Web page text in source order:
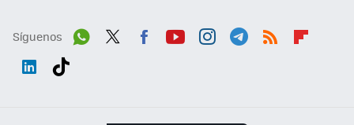
Síguenos